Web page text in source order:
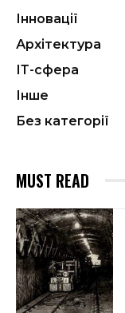
Інновації
Архітектура
ІТ-сфера
Інше
Без категорії
MUST READ